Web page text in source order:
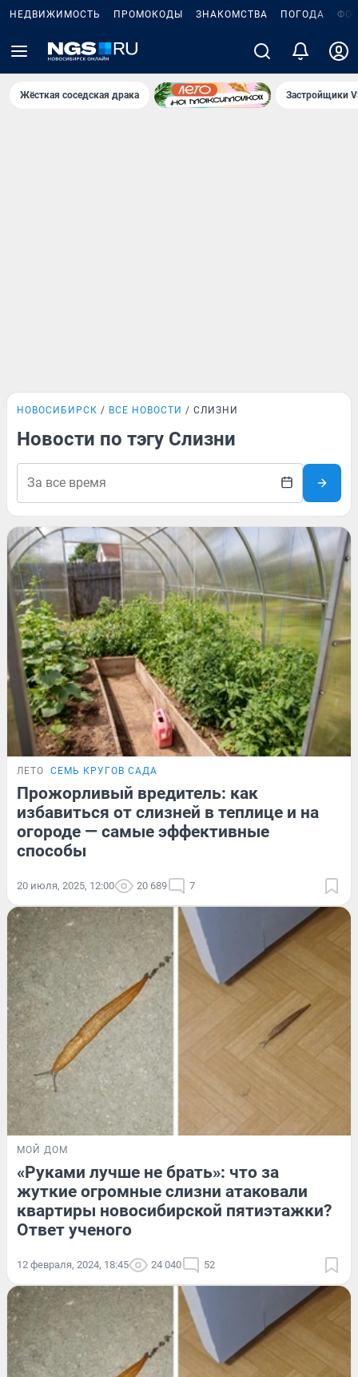
НЕДВИЖИМОСТЬ ПРОМОКОДЫ ЗНАКОМСТВА ПОГОДА
Жёсткая соседская драка Застройщики
НОВОСИБИРСК ВСЕ НОВОСТИ СЛИЗНИ
Новости по тэгу Слизни
ЛЕТО СЕМЬ КРУГОВ САДА
Прожорливый вредитель: как
избавиться от слизней в теплице и на
огороде — самые эффективные
способы
20 июля, 2025, 12:00 20 689 7
МОЙ ДОМ
«Руками лучше не брать»: что за
жуткие огромные слизни атаковали
квартиры новосибирской пятиэтажки?
Ответ ученого
12 февраля, 2024, 18:45 24 040 52